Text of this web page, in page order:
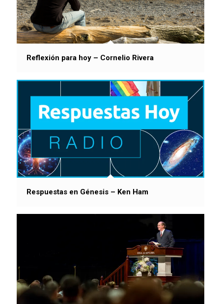
Reflexión para hoy – Cornelio Rivera
Respuestas en Génesis – Ken Ham